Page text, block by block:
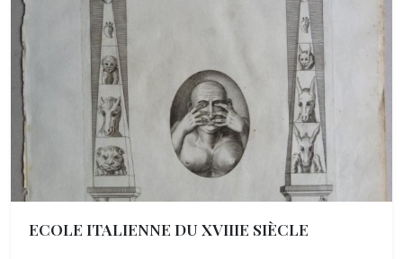
ECOLE ITALIENNE DU XVIIIE SIÈCLE